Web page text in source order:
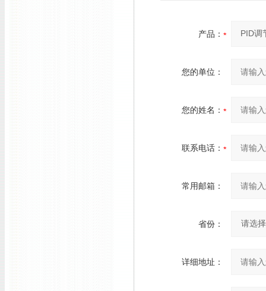
产品：
您的单位：
您的姓名：
联系电话：
常用邮箱：
省份：
详细地址：